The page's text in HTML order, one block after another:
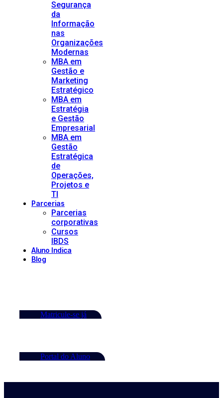
Segurança
da
Informação
nas
Organizações
Modernas
MBA em
Gestão e
Marketing
Estratégico
MBA em
Estratégia
e Gestão
Empresarial
MBA em
Gestão
Estratégica
de
Operações,
Projetos e
TI
Parcerias
Parcerias
corporativas
Cursos
IBDS
Aluno Indica
Blog
Matricule-se já
Portal do Aluno